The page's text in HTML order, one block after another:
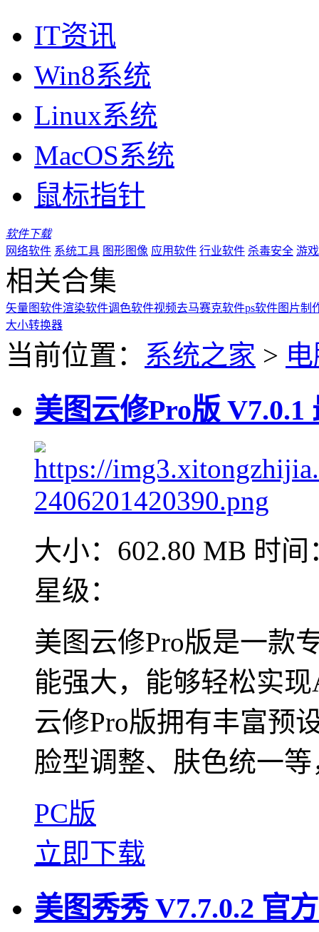
IT资讯
Win8系统
Linux系统
MacOS系统
鼠标指针
软件下载
网络软件 系统工具 图形图像 应用软件 行业软件 杀毒安全 游
相关合集
矢量图软件渲染软件调色软件视频去马赛克软件ps软件图片制
大小转换器
当前位置： 系统之家 >
美图云修Pro版 V7.0.1
大小：602.80 MB 时间
星级：
美图云修Pro版是一款
能强大，能够轻松实
云修Pro版拥有丰富预
脸型调整、肤色统一
PC版
立即下载
美图秀秀 V7.7.0.2 官